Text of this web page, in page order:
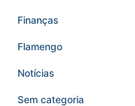
Finanças
Flamengo
Notícias
Sem categoria